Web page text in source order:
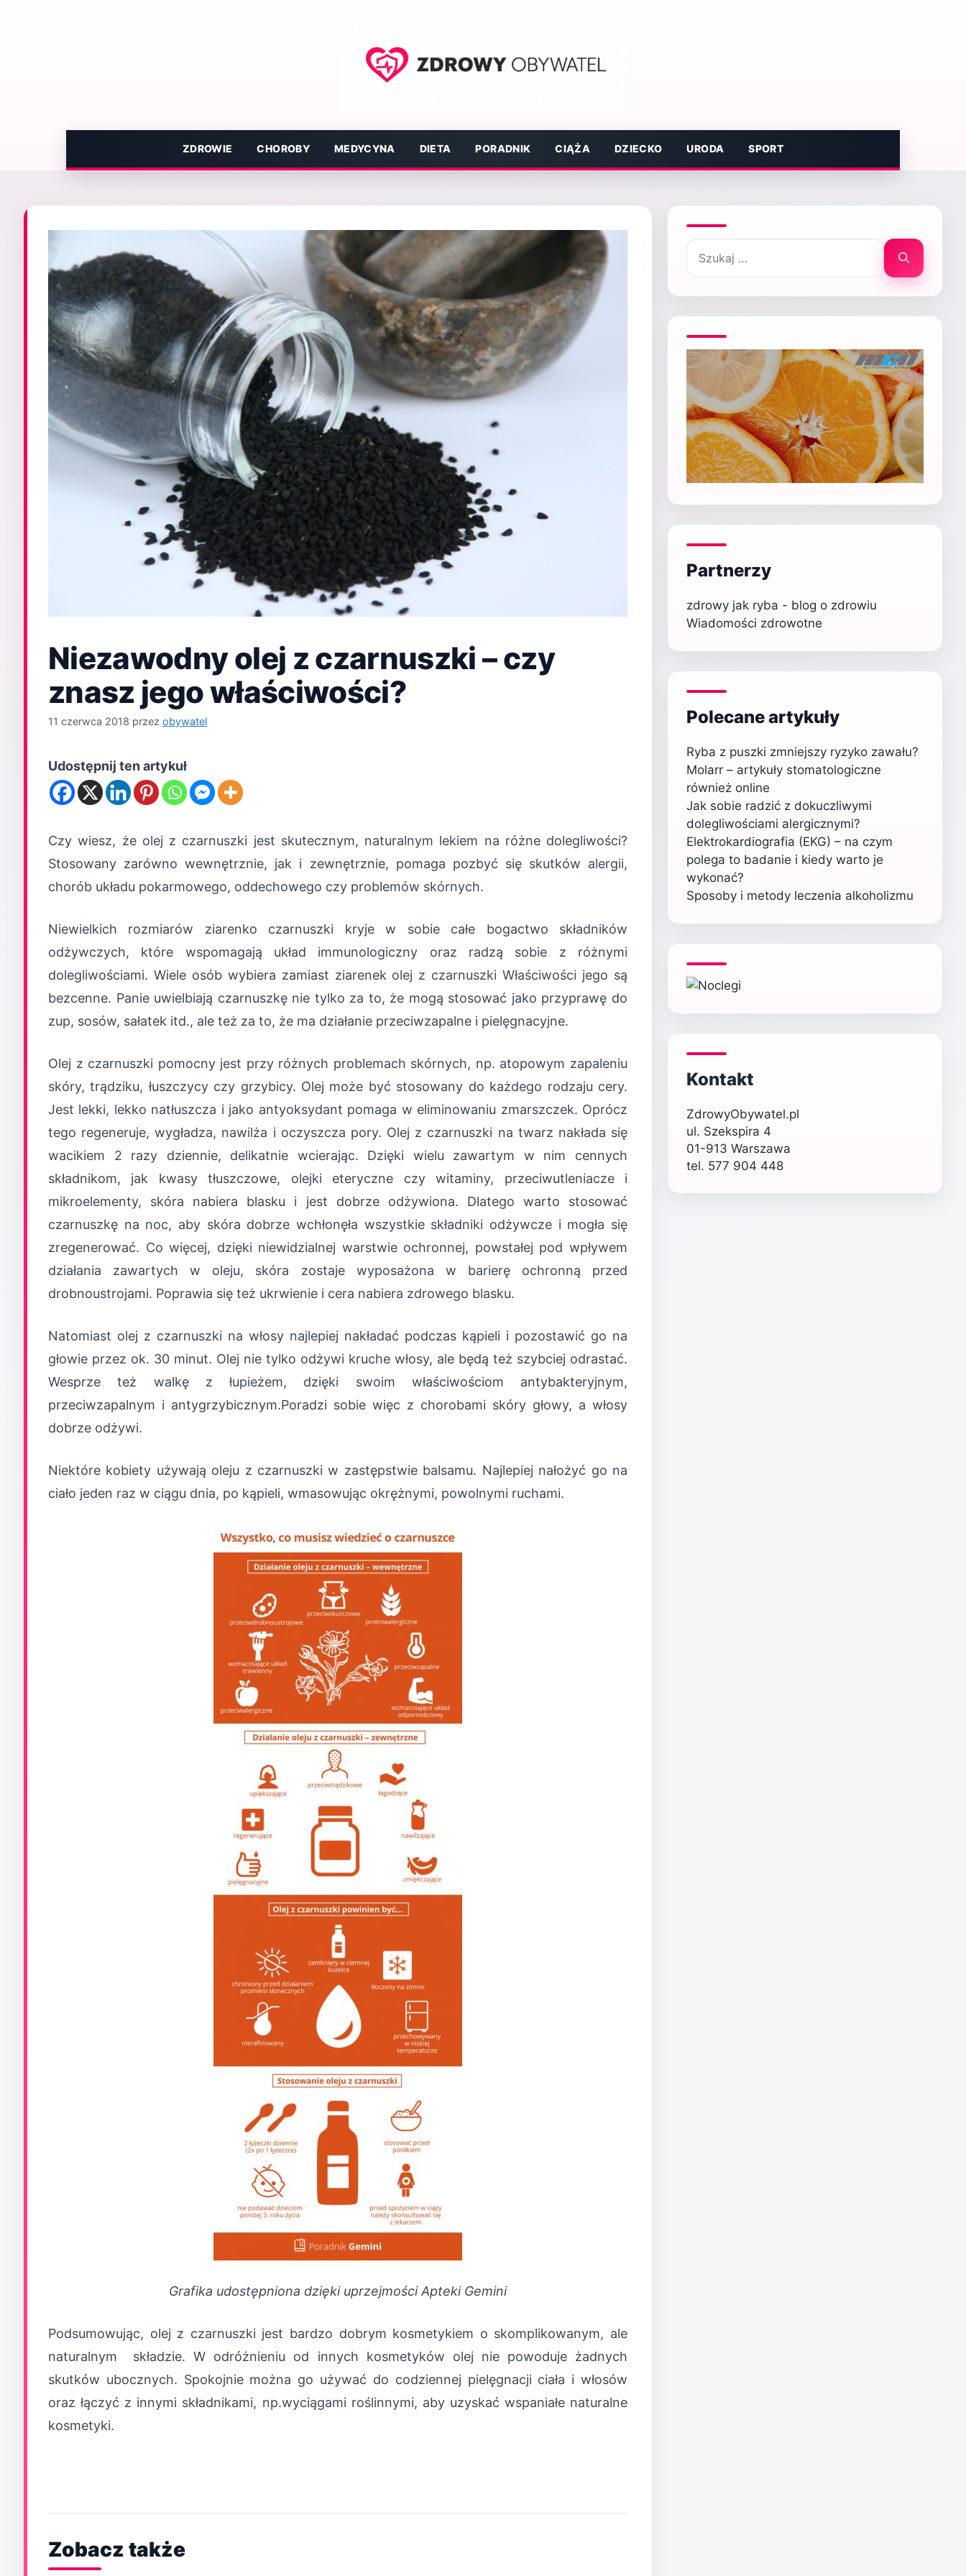
ZDROWIE CHOROBY MEDYCYNA DIETA PORADNIK CIĄŻA DZIECKO URODA SPORT
Niezawodny olej z czarnuszki – czy
znasz jego właściwości?
11 czerwca 2018 przez obywatel
Udostępnij ten artykuł
Czy wiesz, że olej z czarnuszki jest skutecznym, naturalnym lekiem na różne dolegliwości?
Stosowany zarówno wewnętrznie, jak i zewnętrznie, pomaga pozbyć się skutków alergii,
chorób układu pokarmowego, oddechowego czy problemów skórnych.
Niewielkich rozmiarów ziarenko czarnuszki kryje w sobie całe bogactwo składników
odżywczych, które wspomagają układ immunologiczny oraz radzą sobie z różnymi
dolegliwościami. Wiele osób wybiera zamiast ziarenek olej z czarnuszki Właściwości jego są
bezcenne. Panie uwielbiają czarnuszkę nie tylko za to, że mogą stosować jako przyprawę do
zup, sosów, sałatek itd., ale też za to, że ma działanie przeciwzapalne i pielęgnacyjne.
Olej z czarnuszki pomocny jest przy różnych problemach skórnych, np. atopowym zapaleniu
skóry, trądziku, łuszczycy czy grzybicy. Olej może być stosowany do każdego rodzaju cery.
Jest lekki, lekko natłuszcza i jako antyoksydant pomaga w eliminowaniu zmarszczek. Oprócz
tego regeneruje, wygładza, nawilża i oczyszcza pory. Olej z czarnuszki na twarz nakłada się
wacikiem 2 razy dziennie, delikatnie wcierając. Dzięki wielu zawartym w nim cennych
składnikom, jak kwasy tłuszczowe, olejki eteryczne czy witaminy, przeciwutleniacze i
mikroelementy, skóra nabiera blasku i jest dobrze odżywiona. Dlatego warto stosować
czarnuszkę na noc, aby skóra dobrze wchłonęła wszystkie składniki odżywcze i mogła się
zregenerować. Co więcej, dzięki niewidzialnej warstwie ochronnej, powstałej pod wpływem
działania zawartych w oleju, skóra zostaje wyposażona w barierę ochronną przed
drobnoustrojami. Poprawia się też ukrwienie i cera nabiera zdrowego blasku.
Natomiast olej z czarnuszki na włosy najlepiej nakładać podczas kąpieli i pozostawić go na
głowie przez ok. 30 minut. Olej nie tylko odżywi kruche włosy, ale będą też szybciej odrastać.
Wesprze też walkę z łupieżem, dzięki swoim właściwościom antybakteryjnym,
przeciwzapalnym i antygrzybicznym.Poradzi sobie więc z chorobami skóry głowy, a włosy
dobrze odżywi.
Niektóre kobiety używają oleju z czarnuszki w zastępstwie balsamu. Najlepiej nałożyć go na
ciało jeden raz w ciągu dnia, po kąpieli, wmasowując okrężnymi, powolnymi ruchami.
Grafika udostępniona dzięki uprzejmości Apteki Gemini
Podsumowując, olej z czarnuszki jest bardzo dobrym kosmetykiem o skomplikowanym, ale
naturalnym składzie. W odróżnieniu od innych kosmetyków olej nie powoduje żadnych
skutków ubocznych. Spokojnie można go używać do codziennej pielęgnacji ciała i włosów
oraz łączyć z innymi składnikami, np.wyciągami roślinnymi, aby uzyskać wspaniałe naturalne
kosmetyki.
Zobacz także
Szukaj:
Partnerzy
zdrowy jak ryba - blog o zdrowiu
Wiadomości zdrowotne
Polecane artykuły
Ryba z puszki zmniejszy ryzyko zawału?
Molarr – artykuły stomatologiczne
również online
Jak sobie radzić z dokuczliwymi
dolegliwościami alergicznymi?
Elektrokardiografia (EKG) – na czym
polega to badanie i kiedy warto je
wykonać?
Sposoby i metody leczenia alkoholizmu
Kontakt
ZdrowyObywatel.pl
ul. Szekspira 4
01-913 Warszawa
tel. 577 904 448